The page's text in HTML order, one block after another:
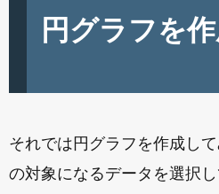
円グラフを
それでは円グラフを作成し
の対象になるデータを選択し